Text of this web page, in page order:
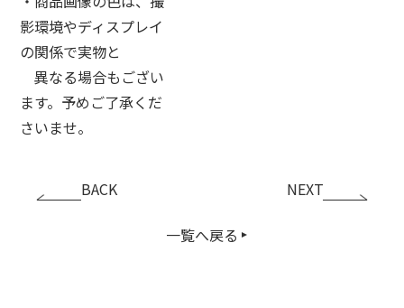
影環境やディスプレイ
の関係で実物と
異なる場合もござい
ます。予めご了承くだ
さいませ。
BACK
一覧へ戻る
NEXT